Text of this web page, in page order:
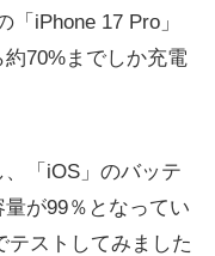
iPhone 17 Pro」
70%までしか充電
「iOS」のバッテ
が99％となってい
テストしてみました